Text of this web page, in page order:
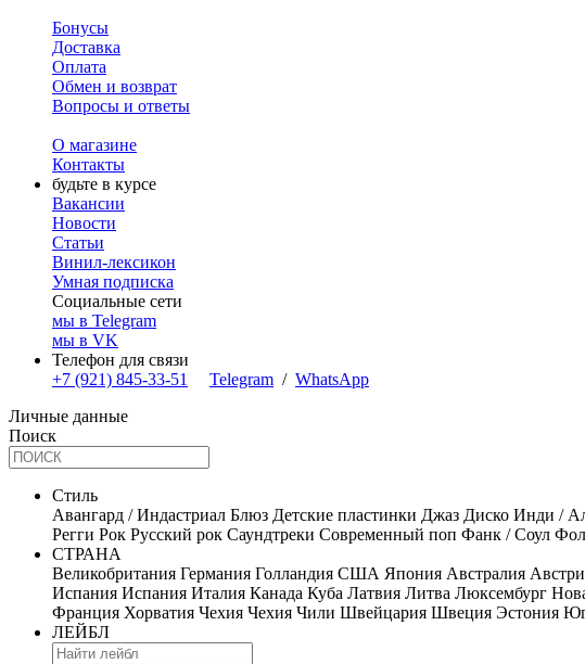
Бонусы
Доставка
Оплата
Обмен и возврат
Вопросы и ответы
О магазине
Контакты
будьте в курсе
Вакансии
Новости
Статьи
Винил-лексикон
Умная подписка
Социальные сети
мы в Telegram
мы в VK
Телефон для связи
+7 (921) 845-33-51
Telegram / WhatsApp
Личные данные
Поиск
Стиль
Авангард / Индастриал Блюз Детские пластинки Джаз Диско Инди /
Регги Рок Русский рок Саундтреки Современный поп Фанк / Соул
СТРАНА
Великобритания Германия Голландия США Япония Австралия
Испания Испания Италия Канада Куба Латвия Литва Люксембург
Франция Хорватия Чехия Чехия Чили Швейцария Швеция Эстония
ЛЕЙБЛ